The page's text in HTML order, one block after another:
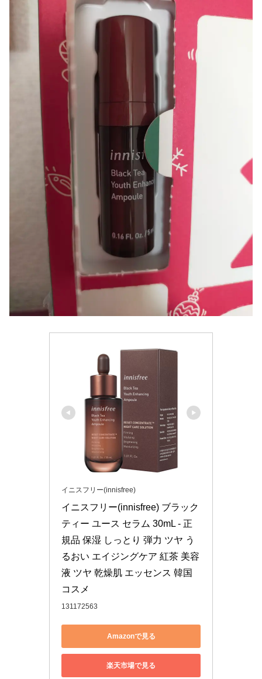
イニスフリー(innisfree)
イニスフリー(innisfree) ブラック
ティー ユース セラム 30mL - 正
規品 保湿 しっとり 弾力 ツヤ う
るおい エイジングケア 紅茶 美容
液 ツヤ 乾燥肌 エッセンス 韓国
コスメ
131172563
Amazonで見る
楽天市場で見る